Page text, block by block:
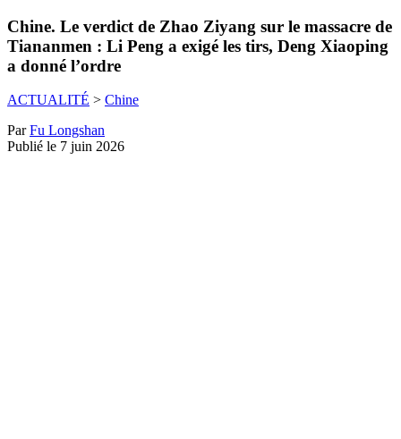
Chine. Le verdict de Zhao Ziyang sur le massacre de
Tiananmen : Li Peng a exigé les tirs, Deng Xiaoping
a donné l’ordre
ACTUALITÉ > Chine
ParFu Longshan
Publié le 7 juin 2026